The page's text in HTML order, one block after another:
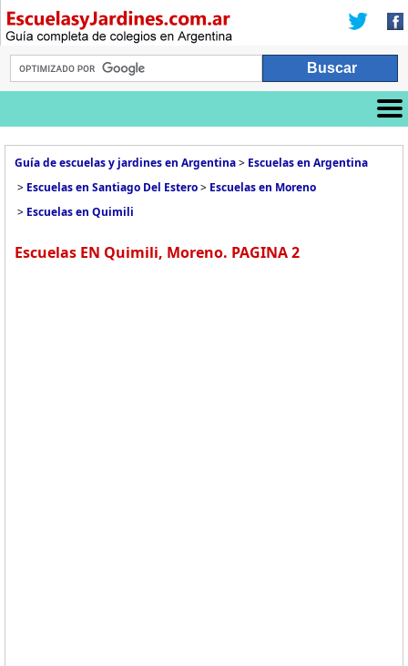
Guía de escuelas y jardines en Argentina> Escuelas en Argentina
> Escuelas en Santiago Del Estero> Escuelas en Moreno
> Escuelas en Quimili
Escuelas EN Quimili, Moreno. PAGINA 2